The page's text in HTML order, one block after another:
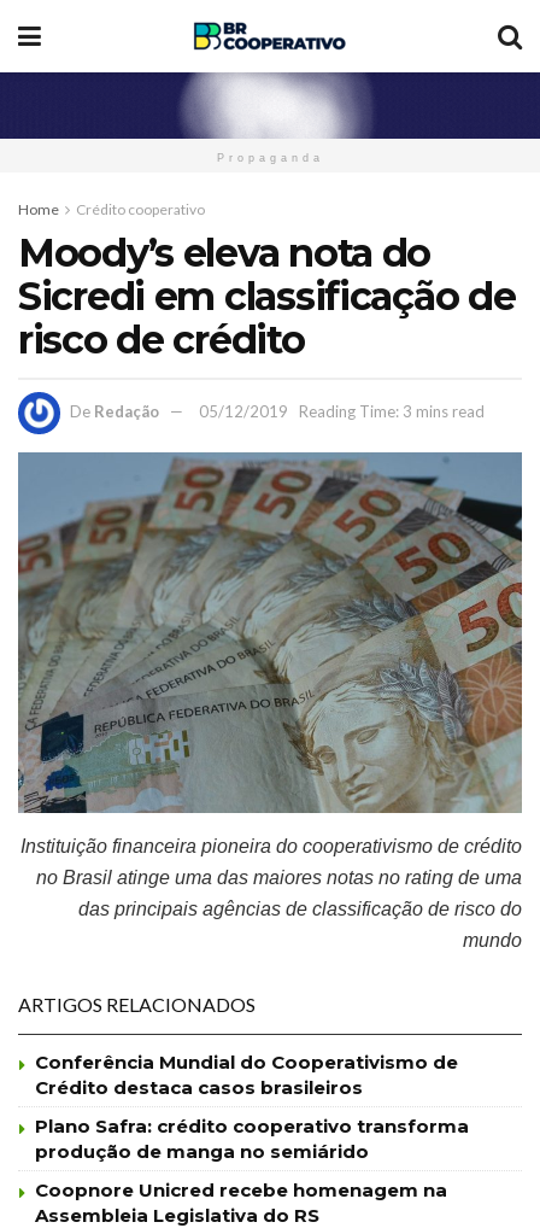
Propaganda
Home Crédito cooperativo
Moody’s eleva nota do
Sicredi em classificação de
risco de crédito
De Redação 05/12/2019 Reading Time: 3 mins read
Instituição financeira pioneira do cooperativismo de crédito
no Brasil atinge uma das maiores notas no rating de uma
das principais agências de classificação de risco do
mundo
ARTIGOS RELACIONADOS
Conferência Mundial do Cooperativismo de
Crédito destaca casos brasileiros
Plano Safra: crédito cooperativo transforma
produção de manga no semiárido
Coopnore Unicred recebe homenagem na
Assembleia Legislativa do RS